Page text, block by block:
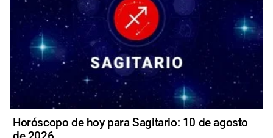
Horóscopo de hoy para Sagitario: 10 de agosto